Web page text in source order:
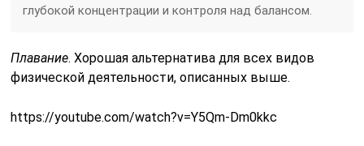
глубокой концентрации и контроля над балансом.
Плавание. Хорошая альтернатива для всех видов
физической деятельности, описанных выше.
https://youtube.com/watch?v=Y5Qm-Dm0kkc